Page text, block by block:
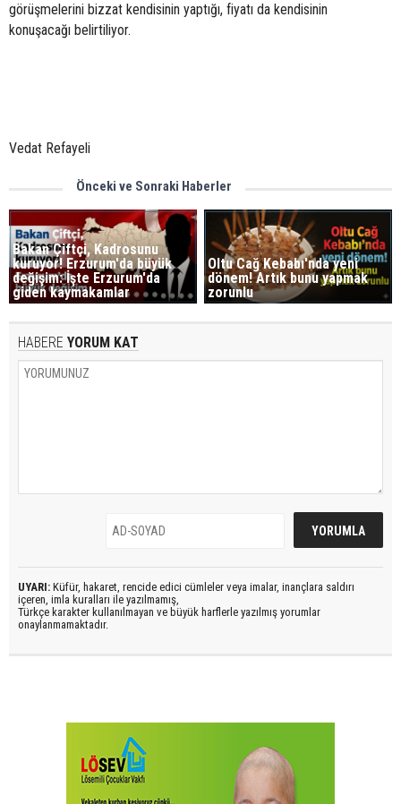
görüşmelerini bizzat kendisinin yaptığı, fiyatı da kendisinin
konuşacağı belirtiliyor.
Vedat Refayeli
Önceki ve Sonraki Haberler
Bakan Çiftçi, Kadrosunu
kuruyor! Erzurum'da büyük
değişim: İşte Erzurum'da
giden kaymakamlar
Oltu Cağ Kebabı'nda yeni
dönem! Artık bunu yapmak
zorunlu
HABERE YORUM KAT
UYARI: Küfür, hakaret, rencide edici cümleler veya imalar, inançlara saldırı
içeren, imla kuralları ile yazılmamış,
Türkçe karakter kullanılmayan ve büyük harflerle yazılmış yorumlar
onaylanmamaktadır.